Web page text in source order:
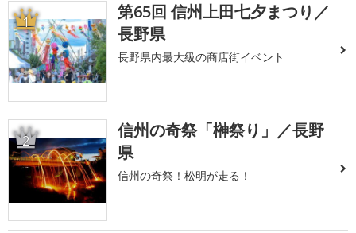
1
第65回 信州上田七夕まつり／
長野県
長野県内最大級の商店街イベント
2
信州の奇祭「榊祭り」／長野
県
信州の奇祭！松明が走る！